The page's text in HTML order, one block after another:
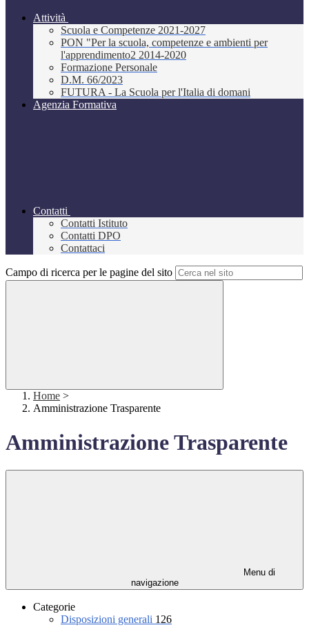
Attività
Scuola e Competenze 2021-2027
PON "Per la scuola, competenze e ambienti per
l'apprendimento2 2014-2020
Formazione Personale
D.M. 66/2023
FUTURA - La Scuola per l'Italia di domani
Agenzia Formativa
Contatti
Contatti Istituto
Contatti DPO
Contattaci
Campo di ricerca per le pagine del sito
Home >
Amministrazione Trasparente
Amministrazione Trasparente
Menu di
navigazione
Categorie
Disposizioni generali 126